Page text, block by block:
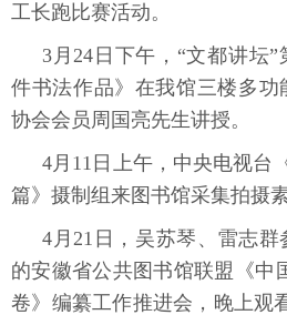
工长跑比赛活动。
3月24日下午，“文都讲坛
件书法作品》在我馆三楼多功
协会会员周国亮先生讲授。
4月11日上午，中央电视台
篇》摄制组来图书馆采集拍摄素
4月21日，吴苏琴、雷志
的安徽省公共图书馆联盟《中
卷》编纂工作推进会，晚上观